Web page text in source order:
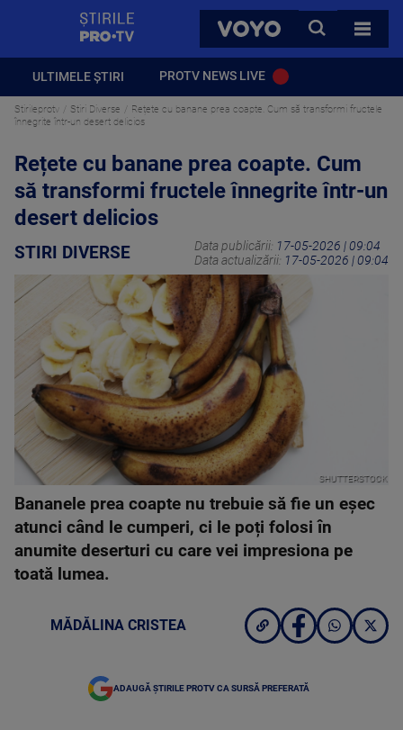
VOYO
CAUTA
TOATE
ULTIMELE ȘTIRI PROTV NEWS LIVE
Stirileprotv Stiri Diverse
Rețete cu banane prea coapte. Cum să transformi fructele
înnegrite într-un desert delicios
Rețete cu banane prea coapte. Cum
să transformi fructele înnegrite într-un
desert delicios
STIRI DIVERSE Data publicării: 17-05-2026 | 09:04
Data actualizării: 17-05-2026 | 09:04
SHUTTERSTOCK
Bananele prea coapte nu trebuie să fie un eșec
atunci când le cumperi, ci le poți folosi în
anumite deserturi cu care vei impresiona pe
toată lumea.
MĂDĂLINA CRISTEA
ADAUGĂ ȘTIRILE PROTV CA SURSĂ PREFERATĂ